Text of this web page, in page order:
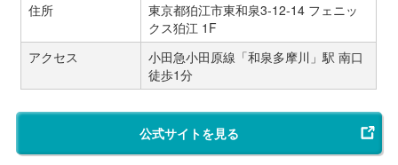
住所
東京都狛江市東和泉3-12-14 フェニッ
クス狛江 1F
アクセス
小田急小田原線「和泉多摩川」駅 南口
徒歩1分
公式サイトを見る